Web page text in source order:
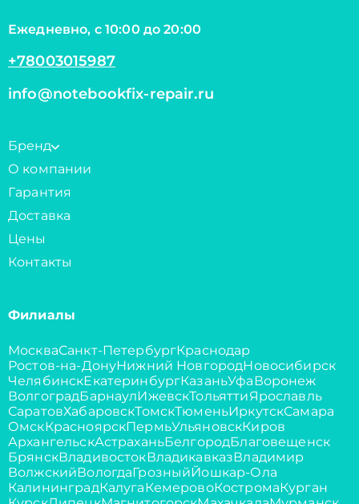
Ежедневно, с 10:00 до 20:00
+78003015987
info@notebookfix-repair.ru
Бренд
О компании
Гарантия
Доставка
Цены
Контакты
Филиалы
МоскваСанкт-ПетербургКраснодар
Ростов-на-ДонуНижний НовгородНовосибирск
ЧелябинскЕкатеринбургКазаньУфаВоронеж
ВолгоградБарнаулИжевскТольяттиЯрославль
СаратовХабаровскТомскТюменьИркутскСамара
ОмскКрасноярскПермьУльяновскКиров
АрхангельскАстраханьБелгородБлаговещенск
БрянскВладивостокВладикавказВладимир
ВолжскийВологдаГрозныйЙошкар-Ола
КалининградКалугаКемеровоКостромаКурган